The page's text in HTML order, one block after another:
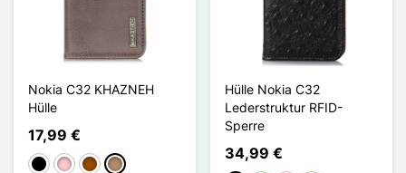
Nokia C32 KHAZNEH
Hülle
17,99 €
Schwarz
PinkBraunTaupe
Hülle Nokia C32
Lederstruktur RFID-
Sperre
34,99 €